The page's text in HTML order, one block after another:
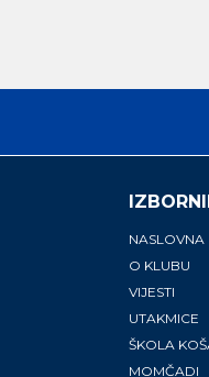
NASLOVNA
O KLUBU
VIJESTI
UTAKMICE
ŠKOLA
MOMČADI